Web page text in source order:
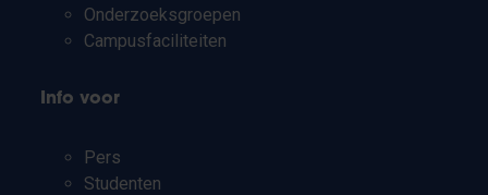
Onderzoeksgroepen
Campusfaciliteiten
Info voor
Pers
Studenten